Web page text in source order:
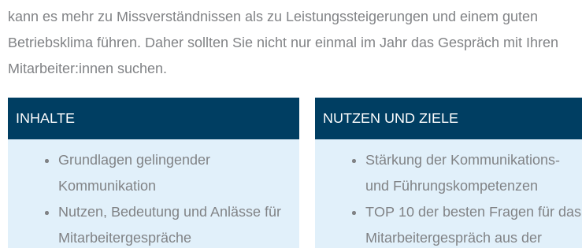
kann es mehr zu Missverständnissen als zu Leistungssteigerungen und einem guten
Betriebsklima führen. Daher sollten Sie nicht nur einmal im Jahr das Gespräch mit Ihren
Mitarbeiter:innen suchen.
INHALTE
Grundlagen gelingender
Kommunikation
Nutzen, Bedeutung und Anlässe für
Mitarbeitergespräche
NUTZEN UND ZIELE
Stärkung der Kommunikations-
und Führungskompetenzen
TOP 10 der besten Fragen für das
Mitarbeitergespräch aus der